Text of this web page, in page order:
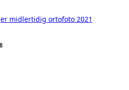
midlertidig ortofoto 2021
8